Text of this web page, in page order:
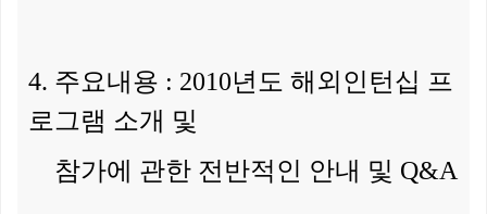
4. 주요내용 : 2010년도 해외인턴십 프
로그램 소개 및
참가에 관한 전반적인 안내 및 Q&A